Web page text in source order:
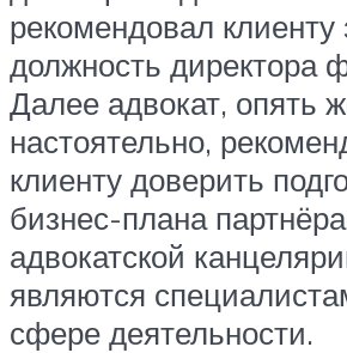
рекомендовал клиенту
должность директора
Далее адвокат, опять
настоятельно,
клиенту доверить
бизнес-плана
адвокатской
являются
сфере деятельности.